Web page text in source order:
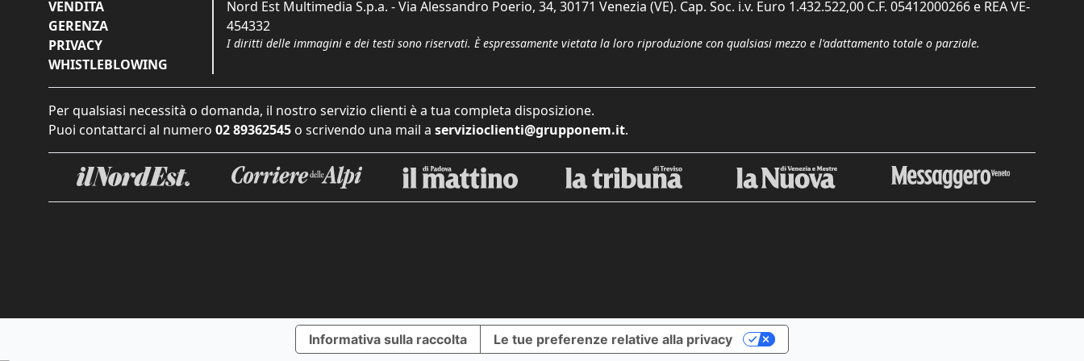
VENDITA
GERENZA
PRIVACY
WHISTLEBLOWING
Nord Est Multimedia S.p.a. - Via Alessandro Poerio, 34, 30171 Venezia (VE). Cap. Soc. i.v. Euro 1.432.522,00 C.F. 05412000266 e REA VE-
454332
I diritti delle immagini e dei testi sono riservati. È espressamente vietata la loro riproduzione con qualsiasi mezzo e l'adattamento totale o parziale.
Per qualsiasi necessità o domanda, il nostro servizio clienti è a tua completa disposizione.
Puoi contattarci al numero 02 89362545 o scrivendo una mail a servizioclienti@grupponem.it.
Informativa sulla raccolta Le tue preferenze relative alla privacy